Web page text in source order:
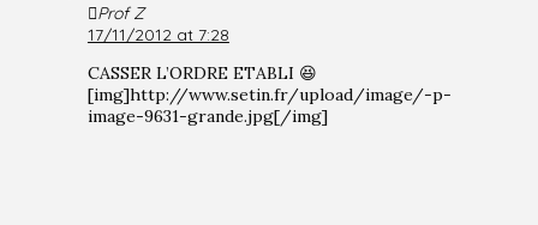
Prof Z
17/11/2012 at 7:28
CASSER L’ORDRE ETABLI 😆
[img]http://www.setin.fr/upload/image/-p-
image-9631-grande.jpg[/img]